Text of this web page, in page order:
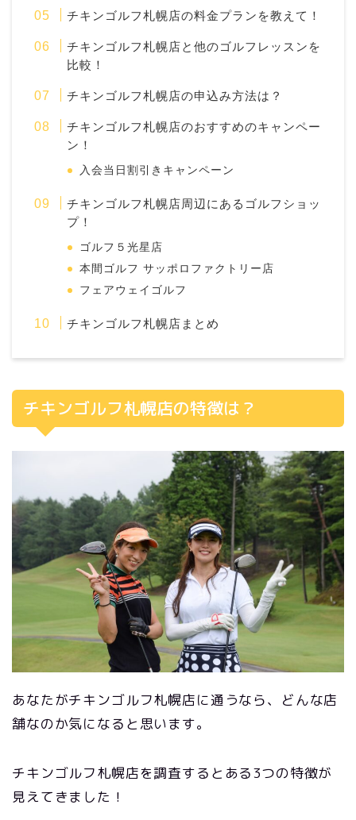
チキンゴルフ札幌店の料金プランを教えて！
チキンゴルフ札幌店と他のゴルフレッスンを
比較！
チキンゴルフ札幌店の申込み方法は？
チキンゴルフ札幌店のおすすめのキャンペー
ン！
入会当日割引きキャンペーン
チキンゴルフ札幌店周辺にあるゴルフショッ
プ！
ゴルフ５光星店
本間ゴルフ サッポロファクトリー店
フェアウェイゴルフ
チキンゴルフ札幌店まとめ
チキンゴルフ札幌店の特徴は？
あなたがチキンゴルフ札幌店に通うなら、どんな店
舗なのか気になると思います。
チキンゴルフ札幌店を調査するとある3つの特徴が
見えてきました！